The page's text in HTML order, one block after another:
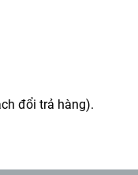
đổi trả hàng).